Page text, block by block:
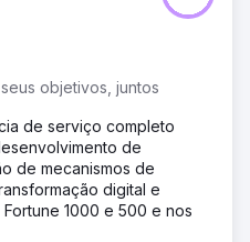
objetivos, juntos
de serviço completo
de
de mecanismos de
digital e
1000 e 500 e nos